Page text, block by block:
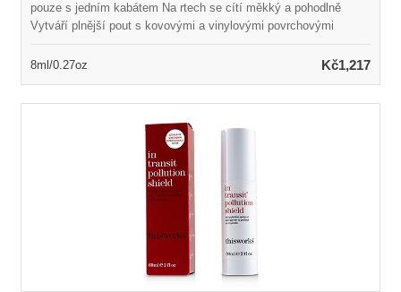
pouze s jedním kabátem Na rtech se cítí měkký a pohodlně
Vytváří plnější pout s kovovými a vinylovými povrchovými
rovnoměrně distribuuje barvu Bez parabenů, laurylsulfátu
8ml/0.27oz Kč1,217